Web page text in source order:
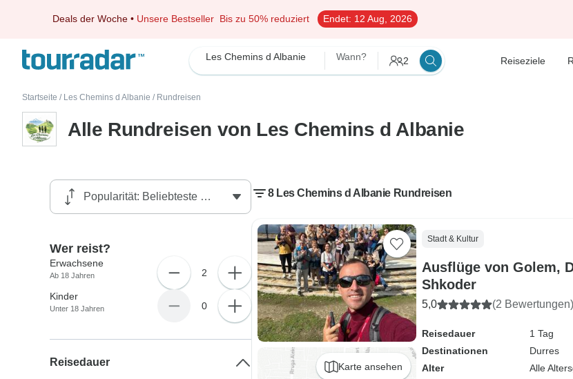
Deals der Woche • Unsere Bestseller Bis zu 50% reduziert Endet: 12 Aug, 2026
Les Chemins d Albanie Wann? 2 Reiseziele
Startseite / Les Chemins d Albanie / Rundreisen
Alle Rundreisen von Les Chemins d Albanie
8 Les Chemins d Albanie Rundreisen
Karte ansehen
Stadt & Kultur
Ausflüge von Golem,
Shkoder
5,0 (2 Bewertungen)
Reisedauer
1 Tag
Destinationen
Durres
Alter
Alle
Wer reist?
Erwachsene
Ab 18 Jahren 2
Kinder
Unter 18 Jahren 0
Reisedauer